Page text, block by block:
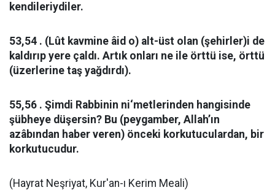
kendileriydiler.
53,54 . (Lût kavmine âid o) alt-üst olan (şehirler)i de
kaldırıp yere çaldı. Artık onları ne ile örttü ise, örttü
(üzerlerine taş yağdırdı).
55,56 . Şimdi Rabbinin ni‘metlerinden hangisinde
şübheye düşersin? Bu (peygamber, Allah’ın
azâbından haber veren) önceki korkutuculardan, bir
korkutucudur.
(Hayrat Neşriyat, Kur'an-ı Kerim Meali)